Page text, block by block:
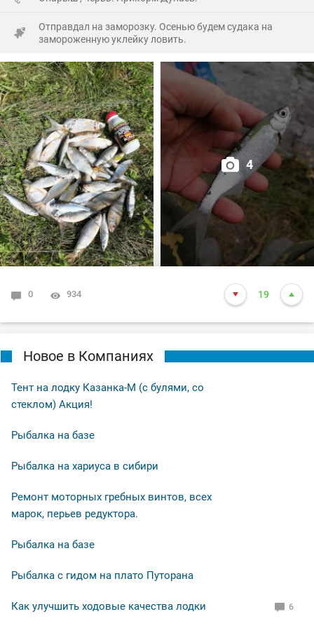
репейника...
Завтра попробую туда же... Очень постараюсь!))
С такими ельцами никакая рыба на букву "ХА"... Ну, как
той самой бабке - интернет ваш...
Отправдал на заморозку. Осенью будем судака на
замороженную уклейку ловить.
4
0 934 19
Новое в Компаниях
Тент на лодку Казанка-М (с булями, со
стеклом) Акция!
Рыбалка на базе
Рыбалка на хариуса в сибири
Ремонт моторных гребных винтов, всех
марок, перьев редуктора.
Рыбалка на базе
Рыбалка с гидом на плато Путорана
Как улучшить ходовые качества лодки 6